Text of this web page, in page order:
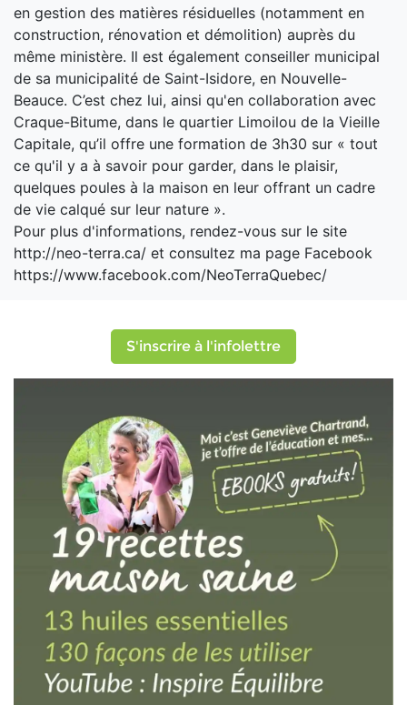
en gestion des matières résiduelles (notamment en
construction, rénovation et démolition) auprès du
même ministère. Il est également conseiller municipal
de sa municipalité de Saint-Isidore, en Nouvelle-
Beauce. C’est chez lui, ainsi qu'en collaboration avec
Craque-Bitume, dans le quartier Limoilou de la Vieille
Capitale, qu’il offre une formation de 3h30 sur « tout
ce qu'il y a à savoir pour garder, dans le plaisir,
quelques poules à la maison en leur offrant un cadre
de vie calqué sur leur nature ».
Pour plus d'informations, rendez-vous sur le site
http://neo-terra.ca/ et consultez ma page Facebook
https://www.facebook.com/NeoTerraQuebec/
S'inscrire à l'infolettre